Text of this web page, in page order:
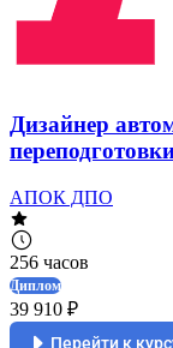
Дизайнер
АПОК ДПО
256 часов
Диплом
39 910 ₽
Перейти к